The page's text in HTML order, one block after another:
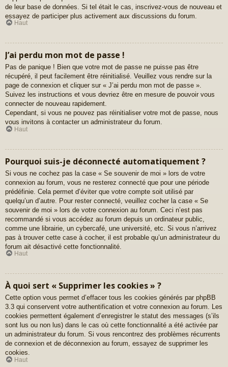
de leur base de données. Si tel était le cas, inscrivez-vous de nouveau et
essayez de participer plus activement aux discussions du forum.
Haut
J’ai perdu mon mot de passe !
Pas de panique ! Bien que votre mot de passe ne puisse pas être
récupéré, il peut facilement être réinitialisé. Veuillez vous rendre sur la
page de connexion et cliquer sur « J’ai perdu mon mot de passe ».
Suivez les instructions et vous devriez être en mesure de pouvoir vous
connecter de nouveau rapidement.
Cependant, si vous ne pouvez pas réinitialiser votre mot de passe, nous
vous invitons à contacter un administrateur du forum.
Haut
Pourquoi suis-je déconnecté automatiquement ?
Si vous ne cochez pas la case « Se souvenir de moi » lors de votre
connexion au forum, vous ne resterez connecté que pour une période
prédéfinie. Cela permet d’éviter que votre compte soit utilisé par
quelqu’un d’autre. Pour rester connecté, veuillez cocher la case « Se
souvenir de moi » lors de votre connexion au forum. Ceci n’est pas
recommandé si vous accédez au forum depuis un ordinateur public,
comme une librairie, un cybercafé, une université, etc. Si vous n’arrivez
pas à trouver cette case à cocher, il est probable qu’un administrateur du
forum ait désactivé cette fonctionnalité.
Haut
À quoi sert « Supprimer les cookies » ?
Cette option vous permet d’effacer tous les cookies générés par phpBB
3.3 qui conservent votre authentification et votre connexion au forum. Les
cookies permettent également d’enregistrer le statut des messages (s’ils
sont lus ou non lus) dans le cas où cette fonctionnalité a été activée par
un administrateur du forum. Si vous rencontrez des problèmes récurrents
de connexion et de déconnexion au forum, essayez de supprimer les
cookies.
Haut